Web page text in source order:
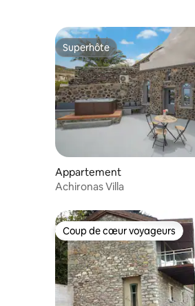
Superhôte
Superhôte
Appartement
Achironas Villa
Coup de cœur voyageurs
Coup de cœur voyageurs